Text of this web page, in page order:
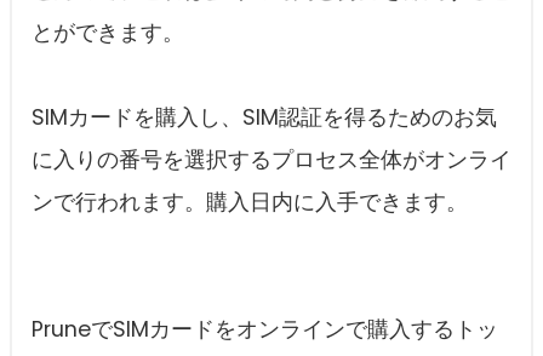
とができます。
SIMカードを購入し、SIM認証を得るためのお気
に入りの番号を選択するプロセス全体がオンライ
ンで行われます。購入日内に入手できます。
PruneでSIMカードをオンラインで購入するトッ